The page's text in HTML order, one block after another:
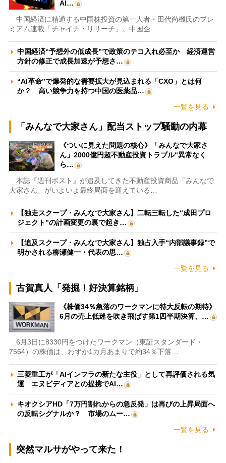
AI…
中国経済に精通する中国株投資の第一人者・田代尚機氏のプレ
ミアム連載「チャイナ・リサーチ」。中国企…
中国経済“予想外の低成長”で政策のテコ入れ必至か 経済運営
方針の修正で成長加速が予想さ…
“AI革命”で爆発的な需要拡大が見込まれる「CXO」とは何
か？ 高い競争力を持つ中国の医薬品…
一覧を見る
「みんなで大家さん」配当ストップ騒動の内幕
《ついに見えた問題の核心》「みんなで大家さ
ん」2000億円超不動産投資トラブル“異常なく
ら…
本誌『週刊ポスト』が追及してきた不動産投資商品「みんなで
大家さん」がいよいよ最終局面を迎えている…
【独走スクープ・みんなで大家さん】二転三転した“成田プロ
ジェクト”の計画変更の裏で起き…
【追及スクープ・みんなで大家さん】独占入手“内部議事録”で
明かされる柳瀬健一・代表の思…
一覧を見る
古賀真人「発掘！好決算銘柄」
《株価34％急落のワークマンに特大反転の期待》
6月の売上低迷を吹き飛ばす第1四半期決算、…
6月3日に8330円をつけたワークマン（東証スタンダード・
7564）の株価は、わずか1カ月あまりで約34％下落…
三菱重工が「AIインフラの新たな主役」として再評価される気
運 エヌビディアとの提携でAI…
キオクシアHD「7万円割れからの急反発」は再びの上昇局面へ
の反転シグナルか？ 市場のムー…
一覧を見る
突然マルサがやって来た！